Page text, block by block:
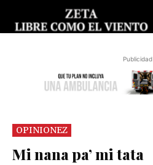
Publicidad
OPINIONEZ
Mi nana pa’ mi tata